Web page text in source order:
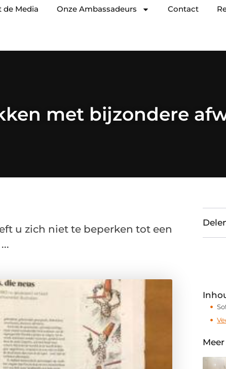
de Media Onze Ambassadeurs Contact
met bijzondere
u zich niet te beperken tot een